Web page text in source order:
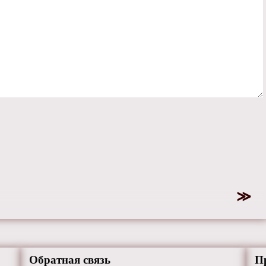
Обратная связь